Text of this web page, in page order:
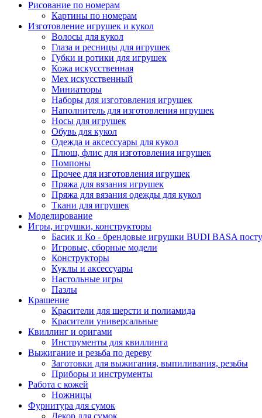
Рисование по номерам
Картины по номерам
Изготовление игрушек и кукол
Волосы для кукол
Глаза и ресницы для игрушек
Губки и ротики для игрушек
Кожа искусственная
Мех искусственный
Миниатюры
Наборы для изготовления игрушек
Наполнитель для изготовления игрушек
Носы для игрушек
Обувь для кукол
Одежда и аксессуары для кукол
Плюш, флис для изготовления игрушек
Помпоны
Прочее для изготовления игрушек
Пряжа для вязания игрушек
Пряжа для вязания одежды для кукол
Ткани для игрушек
Моделирование
Игры, игрушки, конструкторы
Басик и Ко - брендовые игрушки BUDI BASA
Игровые, сборные модели
Конструкторы
Куклы и аксессуары
Настольные игры
Пазлы
Крашение
Красители для шерсти и полиамида
Красители универсальные
Квиллинг и оригами
Инструменты для квиллинга
Выжигание и резьба по дереву
Заготовки для выжигания, выпиливания, резьбы
Приборы и инструменты
Работа с кожей
Ножницы
Фурнитура для сумок
Декор для сумок